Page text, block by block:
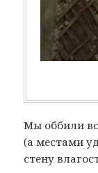
Мы оббили
(а местами
стену